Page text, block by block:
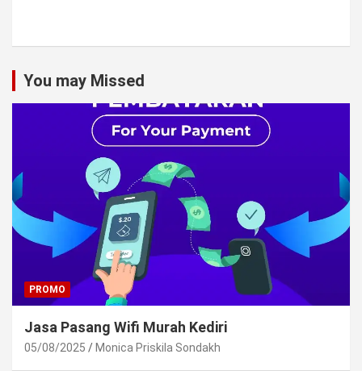
You may Missed
PROMO
Jasa Pasang Wifi Murah Kediri
05/08/2025 Monica Priskila Sondakh